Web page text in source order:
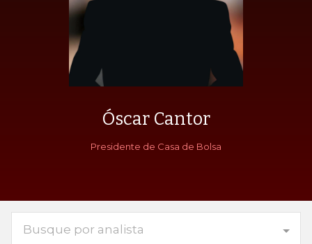
Óscar Cantor
Presidente de Casa de Bolsa
Busque por analista